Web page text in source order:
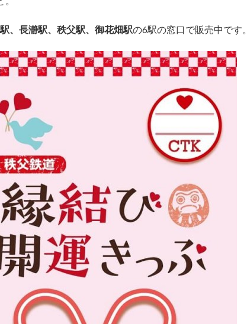
、長瀞駅、秩父駅、御花畑駅の6駅の窓口で販売中です。